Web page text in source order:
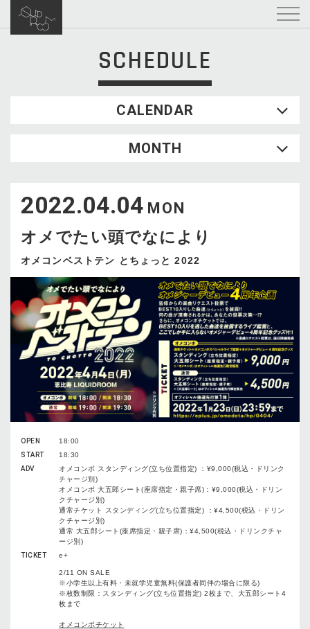
SCHEDULE
CALENDAR
WED
2
3 4 5
16
17 18 19 20
23
24 25 26 27
30
31
MONTH
2022.04.04 MON
オメでたい頭でなにより
オメコンベストテン とちょっと 2022
OPEN
18:00
START
18:30
ADV
オメコンボ スタンディング(立ち位置指定) ：¥9,000(税込・ドリンク
チャージ別)
オメコンボ 大五郎シート(座席指定・親子席)：¥9,000(税込・ドリン
クチャージ別)
通常チケット スタンディング(立ち位置指定) ：¥4,500(税込・ドリン
クチャージ別)
通常 大五郎シート(座席指定・親子席)：¥4,500(税込・ドリンクチャ
ージ別)
TICKET
e+
2/11 ON SALE
※小学生以上有料・未就学児童無料(保護者同伴の場合に限る)
※枚数制限：スタンディング(立ち位置指定) 2枚まで、大五郎シート4
枚まで
オメコンボチケット